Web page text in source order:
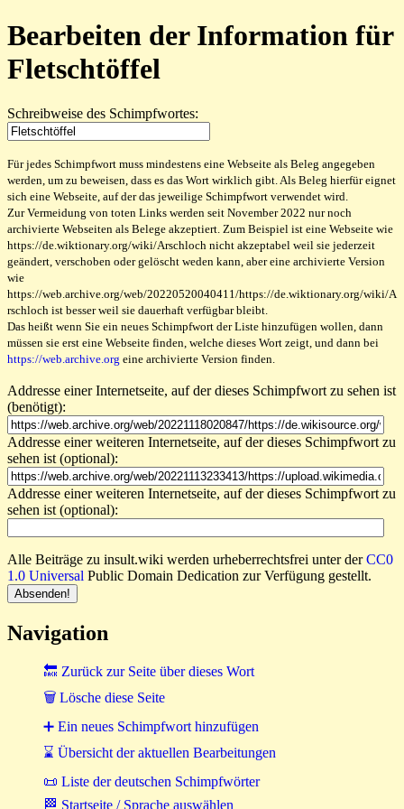
Bearbeiten der Information für
Fletschtöffel
Schreibweise des Schimpfwortes:
Für jedes Schimpfwort muss mindestens eine Webseite als Beleg angegeben
werden, um zu beweisen, dass es das Wort wirklich gibt. Als Beleg hierfür eignet
sich eine Webseite, auf der das jeweilige Schimpfwort verwendet wird.
Zur Vermeidung von toten Links werden seit November 2022 nur noch
archivierte Webseiten als Belege akzeptiert. Zum Beispiel ist eine Webseite wie
https://de.wiktionary.org/wiki/Arschloch nicht akzeptabel weil sie jederzeit
geändert, verschoben oder gelöscht weden kann, aber eine archivierte Version
wie
https://web.archive.org/web/20220520040411/https://de.wiktionary.org/wiki/A
rschloch ist besser weil sie dauerhaft verfügbar bleibt.
Das heißt wenn Sie ein neues Schimpfwort der Liste hinzufügen wollen, dann
müssen sie erst eine Webseite finden, welche dieses Wort zeigt, und dann bei
https://web.archive.org eine archivierte Version finden.
Addresse einer Internetseite, auf der dieses Schimpfwort zu sehen ist
(benötigt):
Addresse einer weiteren Internetseite, auf der dieses Schimpfwort zu
sehen ist (optional):
Addresse einer weiteren Internetseite, auf der dieses Schimpfwort zu
sehen ist (optional):
Alle Beiträge zu insult.wiki werden urheberrechtsfrei unter derCC0
1.0 Universal Public Domain Dedication zur Verfügung gestellt.
Navigation
🔙 Zurück zur Seite über dieses Wort
🗑 Lösche diese Seite
➕ Ein neues Schimpfwort hinzufügen
⌛ Übersicht der aktuellen Bearbeitungen
📜 Liste der deutschen Schimpfwörter
🏁 Startseite / Sprache auswählen